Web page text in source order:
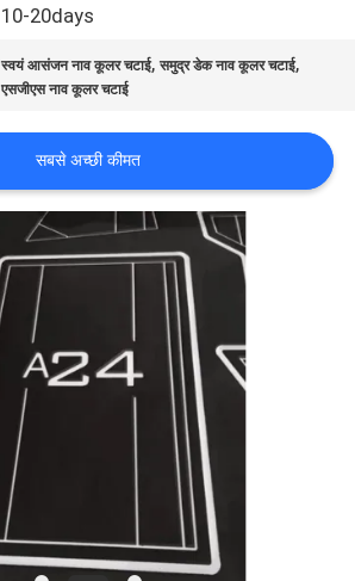
10-20days
स्वयं आसंजन नाव कूलर चटाई,समुद्र डेक नाव कूलर चटाई,
एसजीएस नाव कूलर चटाई
सबसे अच्छी कीमत